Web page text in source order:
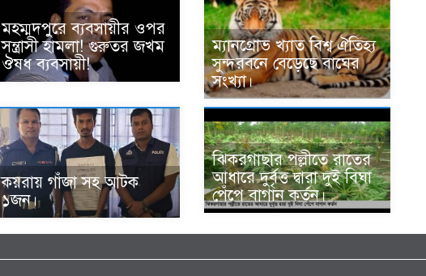
মহম্মদপুরে ব্যবসায়ীর ওপর
সন্ত্রাসী হামলা! গুরুতর জখম
ঔষধ ব্যবসায়ী!
ম্যানগ্রোভ খ্যাত বিশ্ব ঐতিহ্য
সুন্দরবনে বেড়েছে বাঘের
সংখ্যা।
কয়রায় গাঁজা সহ আটক
১জন।
ঝিকরগাছার পল্লীতে রাতের
আধারে দুর্বৃত্ত দ্বারা দুই বিঘা
পেঁপে বাগান কর্তন।